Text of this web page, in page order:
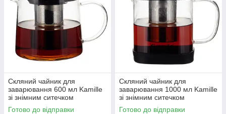
Скляний чайник для
заварювання 600 мл Kamille
зі знімним ситечком
Готово до відправки
Скляний чайник для
заварювання 1000 мл Kamille
зі знімним ситечком
квадратний
Готово до відправки